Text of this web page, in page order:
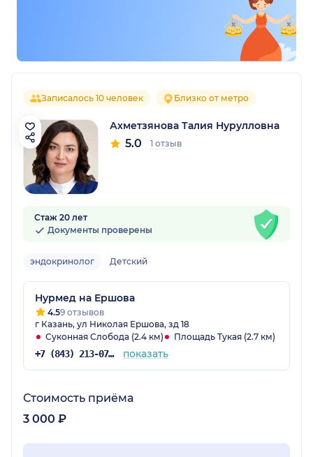
Записалось 10 человек Близко от метро
Ахметзянова Талия Нурулловна
5.0 1 отзыв
Стаж 20 лет
Документы проверены
эндокринолог Детский
Нурмед на Ершова
4.59 отзывов
г Казань, ул Николая Ершова, зд 18
Суконная Слобода (2.4 км)
Площадь Тукая (2.7 км)
+7 (843) 213-07-57 показать
Стоимость приёма
3 000 ₽